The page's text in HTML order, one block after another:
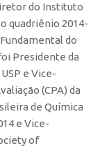
do Instituto
quadriênio 2014-
do
Presidente da
e Vice-
(CPA) da
de Química
e Vice-
of